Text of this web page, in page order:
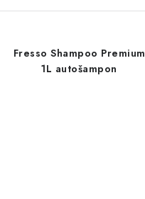
Fresso Shampoo Premium
1L autošampon